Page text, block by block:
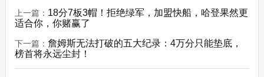
上一篇： 18分7板3帽！拒绝绿军，加盟快船，哈登果然更
适合你，你赌赢了
下一篇： 詹姆斯无法打破的五大纪录：4万分只能垫底，
榜首将永远尘封！